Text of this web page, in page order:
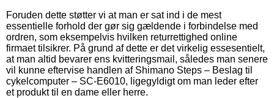
Foruden dette støtter vi at man er sat ind i de mest
essentielle forhold der gør sig gældende i forbindelse med
ordren, som eksempelvis hvilken returrettighed online
firmaet tilsikrer. På grund af dette er det virkelig essesentielt,
at man altid bevarer ens kvitteringsmail, således man senere
vil kunne eftervise handlen af Shimano Steps – Beslag til
cykelcomputer – SC-E6010, ligegyldigt om man leder efter
et produkt til en dame eller herre.